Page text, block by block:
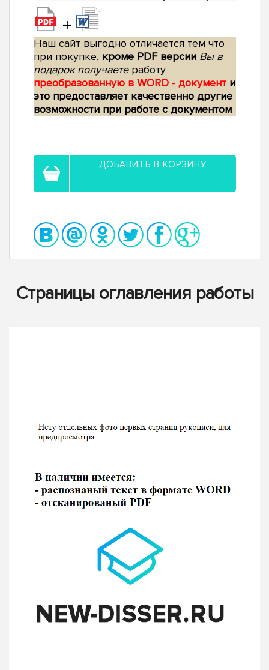
+
Наш сайт выгодно отличается тем что
при покупке, кроме PDF версии Вы в
подарок получаетеработу
преобразованную в WORD - документ и
это предоставляет качественно другие
возможности при работе с документом
ДОБАВИТЬ В КОРЗИНУ
Страницы оглавления работы